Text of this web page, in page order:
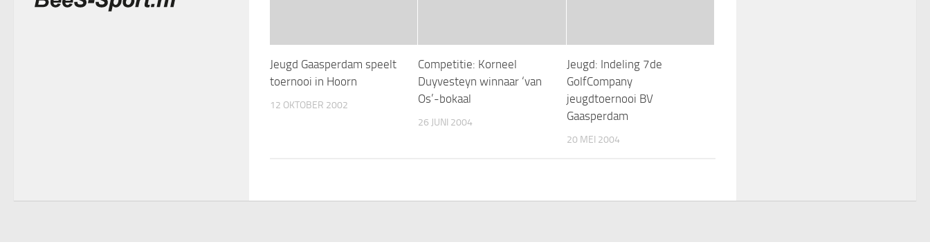
Jeugd Gaasperdam speelt
toernooi in Hoorn
12 OKTOBER 2002
Competitie: Korneel
Duyvesteyn winnaar ‘van
Os’-bokaal
26 JUNI 2004
Jeugd: Indeling 7de
GolfCompany
jeugdtoernooi BV
Gaasperdam
20 MEI 2004